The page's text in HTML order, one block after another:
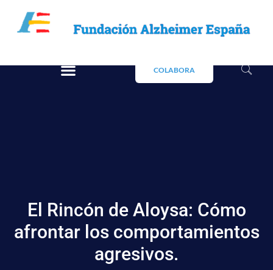
COLABORA
El Rincón de Aloysa: Cómo
afrontar los comportamientos
agresivos.